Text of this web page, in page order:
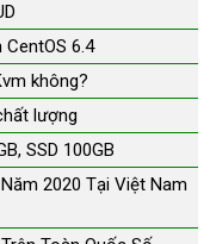
6.4
không?
lượng
SSD 100GB
2020 Tại Việt Nam